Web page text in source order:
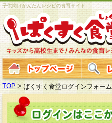
子供向けかんたんレシピの食育サイト
TOP > ぱくすく食堂ログインフォーム